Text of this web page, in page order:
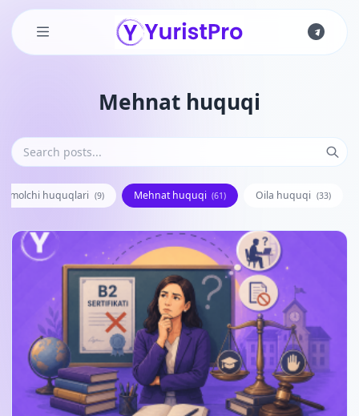
Mehnat huquqi
huquqlari (9) Mehnat huquqi (61) Oila huquqi (33)